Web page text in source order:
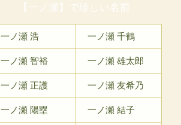
【一ノ瀬】で珍しい名前
一ノ瀬 浩 一ノ瀬 千鶴
一ノ瀬 智裕 一ノ瀬 雄太郎
一ノ瀬 正護 一ノ瀬 友希乃
一ノ瀬 陽塁 一ノ瀬 結子